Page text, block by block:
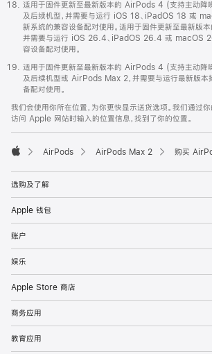
适用于固件更新至最新版本的 AirPods 4 (支持主动
及后续机型，并需要与运行 iOS 18、iPadOS 18 或
新系统的兼容设备配对使用。适用于固件更新至最新版
并需要与运行 iOS 26.4、iPadOS 26.4 或 macOS
容设备配对使用。
适用于固件更新至最新版本的 AirPods 4 (支持主动
及后续机型或 AirPods Max 2，并需要与运行最新版本
备配对使用。
我们会使用你所在位置，为你更快显示送货选项。我们通过
访问 Apple 网站时输入的位置信息，找到了你的位置。
AirPods AirPods Max 2 购买
选购及了解
Apple 钱包
账户
娱乐
Apple Store 商店
商务应用
教育应用